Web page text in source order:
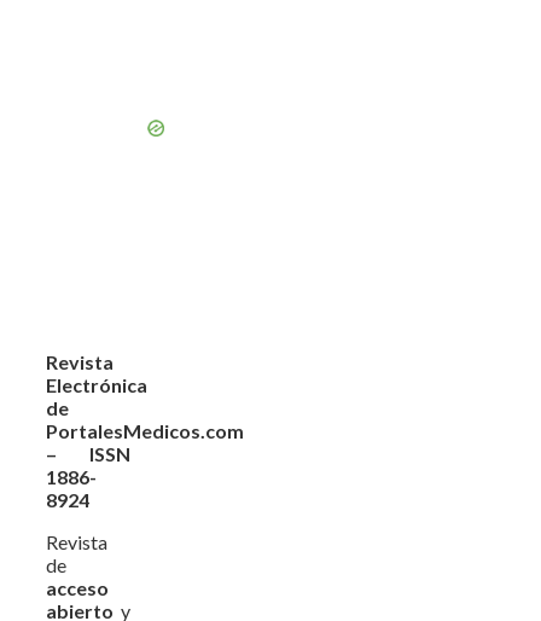
Revista
Electrónica
de
PortalesMedicos.com
– ISSN
1886-
8924
Revista
de
acceso
abierto y